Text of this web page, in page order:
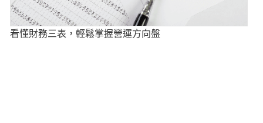
看懂財務三表，輕鬆掌握營運方向盤